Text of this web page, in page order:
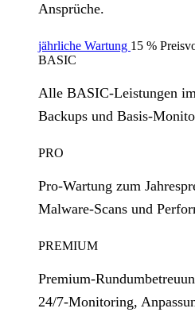
Ansprüche.
jährliche Wartung 15 %
BASIC
Alle BASIC‑Leistungen
Backups und
PRO
Pro‑Wartung zum
Malware‑Scans und
PREMIUM
24/7‑Monitoring,